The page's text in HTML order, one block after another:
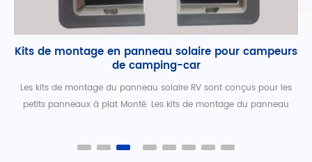
Kits de montage en panneau solaire pour campeurs
de camping-car
Les kits de montage du panneau solaire RV sont conçus pour les
petits panneaux à plat Monté. Les kits de montage du panneau